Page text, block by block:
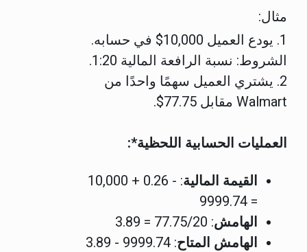
مثال:
1. يودع العميل 10,000$ في حسابه.
الشروط: نسبة الرافعة المالية 1:20.
2. يشتري العميل سهمًا واحدًا من
Walmart مقابل 77.75$.
العمليات الحسابية اللحظية*:
القيمة المالية
: - 0.26 + 10,000
= 9999.74
الهامش: 77.75/20 = 3.89
الهامش المتاح
: 9999.74 - 3.89